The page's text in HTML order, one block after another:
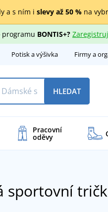
a s ním i slevy až 50 %na
programu BONTIS+?
Potisk a výšivka Firmy a
HLEDAT
Pracovní
oděvy
sportovní